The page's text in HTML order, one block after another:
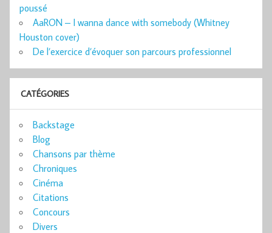
poussé
AaRON – I wanna dance with somebody (Whitney
Houston cover)
De l’exercice d’évoquer son parcours professionnel
CATÉGORIES
Backstage
Blog
Chansons par thème
Chroniques
Cinéma
Citations
Concours
Divers